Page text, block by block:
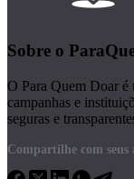
Sobre o
O Para Quem Doar é
campanhas e
seguras e
Compartilhe com seus